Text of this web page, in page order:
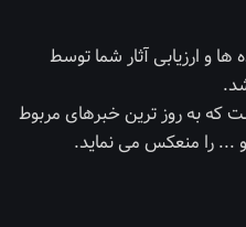
و ارزیابی آثار شما توسط
به روز ترین خبرهای مربوط
و ... را منعکس می نماید.